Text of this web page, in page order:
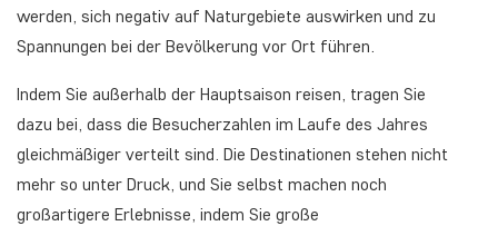
werden, sich negativ auf Naturgebiete auswirken und zu
Spannungen bei der Bevölkerung vor Ort führen.
Indem Sie außerhalb der Hauptsaison reisen, tragen Sie
dazu bei, dass die Besucherzahlen im Laufe des Jahres
gleichmäßiger verteilt sind. Die Destinationen stehen nicht
mehr so unter Druck, und Sie selbst machen noch
großartigere Erlebnisse, indem Sie große